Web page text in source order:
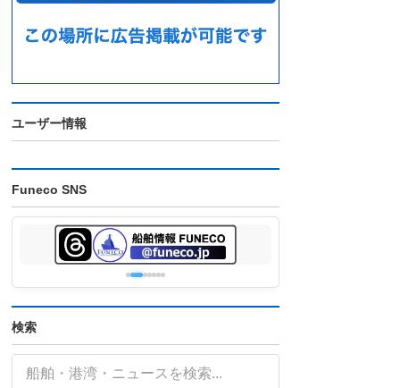
ユーザー情報
Funeco SNS
検索